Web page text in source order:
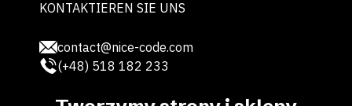
KONTAKTIEREN SIE UNS
contact@nice-code.com
(+48) 518 182 233